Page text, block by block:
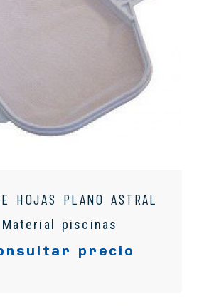
HOJAS PLANO ASTRAL
Material piscinas
precio